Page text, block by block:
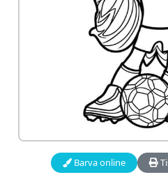
Barva online